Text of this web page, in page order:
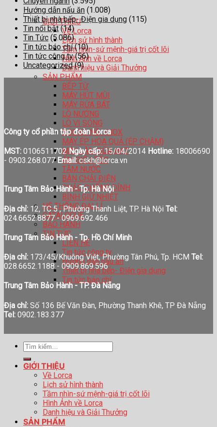
GIỚI THIỆU
Về Lorca
Lịch sử hình thành
Tầm nhìn-sứ mệnh-giá trị cốt lõi
Hình Ảnh về Lorca
Danh hiệu và Giải Thưởng
SẢN PHẨM
BẾP TỪ
MÁY HÚT MÙI
MÁY RỬA BÁT
LÒ NƯỚNG
LÒ VI SÓNG
XOONG NỒI INOX
MÁY ÉP HOA QUẢ (ÉP CHẬM)
MÁY LÀM SỮA HẠT
ẤM SIÊU TỐC
TĂM NƯỚC
BÀN CHẢI ĐIỆN
CHẢO CHỐNG DÍNH
BÌNH GIỮ NHIỆT
HỆ THỐNG ĐẠI LÍ
CATALOGUE
BẢO HÀNH
TIN TỨC
LIÊN HỆ
Tin tức công ty
Hướng dẫn nấu ăn
Thiết bị nhà bếp- Điện gia dụng
Tin tức báo chí
Hướng dẫn nấu ăn (1.008)
Thiết bị nhà bếp- Điện gia dụng (115)
Tin nổi bật (14)
Tin Tức (5.086)
Tin tức báo chí(10)
Tin tức công ty(56)
Uncategorized(9)
Công ty cổ phần tập đoàn Lorca
MST: 0106511702Ngày cấp:15/04/2014 Hotline: 18006690
- 0903.268.077 Email:cskh@lorca.vn
Trung Tâm Bảo Hành - Tp. Hà Nội
Địa chỉ: 12, TC 5 , Phường Thanh Liệt, TP. Hà Nội Tel:
024.6652.8877 - 0969.692.466
Trung Tâm Bảo Hành - Tp. Hồ Chí Minh
Địa chỉ: 173/45/Khuông Việt, Phường Tân Phú, Tp. HCM Tel:
028.6652.1188 - 0909.869.596
Trung Tâm Bảo Hành - TP. Đà Nẵng
Địa chỉ: Số 136 Bế Văn Đàn, Phường Thanh Khê, TP Đà Nẵng
Tel: 0902.183.377
Tìm
kiếm:
GIỚI THIỆU
Về Lorca
Lịch sử hình thành
Tầm nhìn-sứ mệnh-giá trị cốt lõi
Hình Ảnh về Lorca
Danh hiệu và Giải Thưởng
SẢN PHẨM